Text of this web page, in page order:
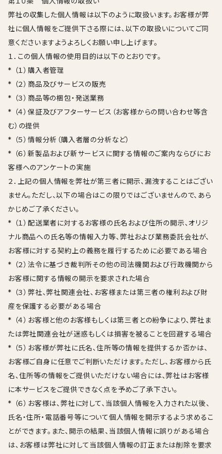
弊社の収集した個人情報は以下のように取扱います。お客様が弊
社に個人情報をご提供下さる際には、以下の取扱いについてご同
意くださいますようよろしくお願い申し上げます。
１．この個人情報の使用目的は以下のとおりです。
* （１）購入者管理
* （２）商品及びサービスの販売
* （３）商品等の梱包・発送業務
* （４）保証及びアフターサービス（お客様からの問い合わせ等含
む）の提供
* （５）情報分析（購入者層の分析など）
* （６）新製品および新サービスに関する情報のご案内ならびにお
客様へのアンケートの実施
２．上記の個人情報を弊社が第三者に開示、漏洩することはござい
ません。ただし、以下の場合はこの限りではございませんので、あら
かじめご了承ください。
* （１）配送業者に対するお客様の氏名および住所の開示、オリジ
ナル商品への氏名等の情報入力等、弊社および業務委託会社が、
お客様に対する契約上の義務を履行するために必要である場合
* （２）法令に基づき裁判所その他の司法機関および行政機関から
お客様に関する情報の開示を要求された場合
* （３）弊社、弊社関連会社、お客様または第三者の権利および財
産を保護する必要がある場合
* （４）お客様と他のお客様もしくは第三者との紛争により、弊社ま
たは弊社関連会社が迷惑もしくは損害を被ることを回避する場合
* （５）お客様が弊社に氏名、住所等の情報を提供するか否かは、
お客様ご自身に任意でご判断いただけます。ただし、お客様から氏
名、住所等の情報をご提供いただけない場合には、弊社はお客様
に本サービスをご提供できなく点を予めご了承下さい。
* （６）お客様は、弊社に対して、当該個人情報を入力された以後、
氏名・住所・電話番号等について個人情報を開示するよう求めるこ
とができます。また、開示の結果、当該個人情報に誤りがある場合
は、お客様は弊社に対して当該個人情報の訂正または削除を要求